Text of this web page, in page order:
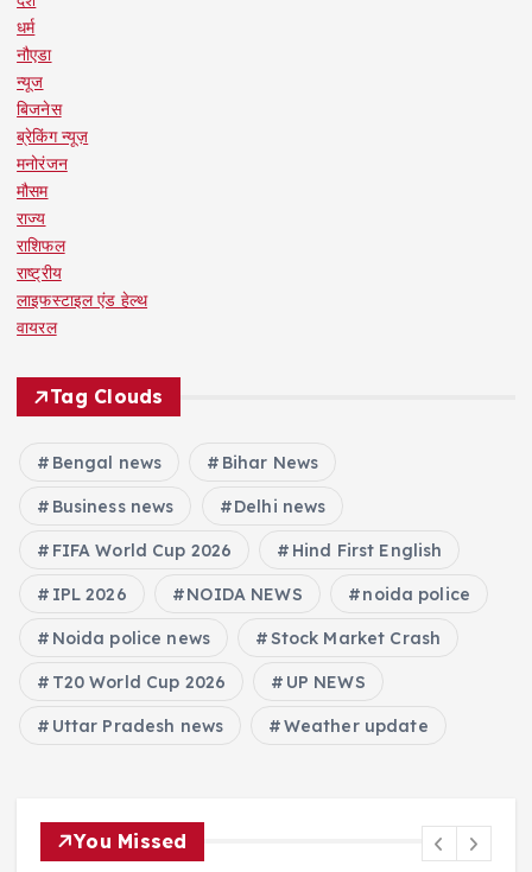
धर्म
नौएडा
न्यूज
बिजनेस
ब्रेकिंग न्यूज़
मनोरंजन
मौसम
राज्य
राशिफल
राष्ट्रीय
लाइफस्टाइल एंड हेल्थ
वायरल
Tag Clouds
Bengal news Bihar News
Business news Delhi news
FIFA World Cup 2026 Hind First English
IPL 2026 NOIDA NEWS noida police
Noida police news Stock Market Crash
T20 World Cup 2026 UP NEWS
Uttar Pradesh news Weather update
You Missed